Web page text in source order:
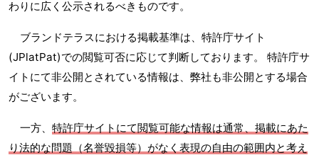
わりに広く公示されるべきものです。
ブランドテラスにおける掲載基準は、特許庁サイト
(JPlatPat)での閲覧可否に応じて判断しております。 特許庁サ
イトにて非公開とされている情報は、弊社も非公開とする場合
がございます。
一方、 特許庁サイトにて閲覧可能な情報は通常、掲載にあた
り法的な問題（名誉毀損等）がなく表現の自由の範囲内と考え